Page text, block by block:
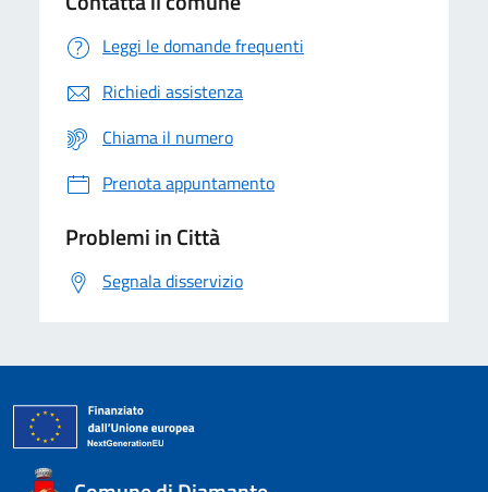
Leggi le domande frequenti
Richiedi assistenza
Chiama il numero
Prenota appuntamento
Problemi in Città
Segnala disservizio